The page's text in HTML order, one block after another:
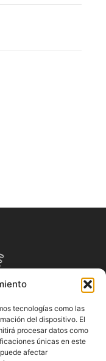
tecnologías como las
del dispositivo. El
procesar datos como
únicas en este
afectar
Historia